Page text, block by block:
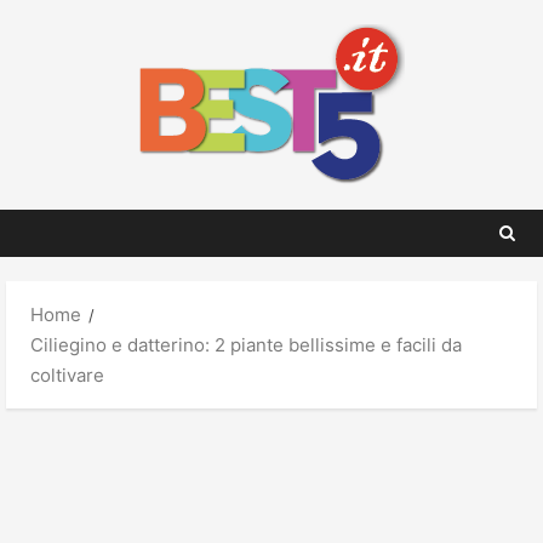
Home
Ciliegino e datterino: 2 piante bellissime e facili da
coltivare